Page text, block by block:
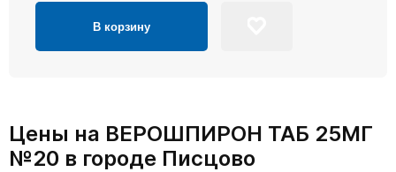
В корзину
Цены на ВЕРОШПИРОН ТАБ 25МГ
№20 в городе Писцово